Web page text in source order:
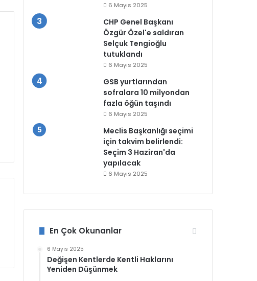
6 Mayıs 2025
CHP Genel Başkanı
Özgür Özel'e saldıran
Selçuk Tengioğlu
tutuklandı
6 Mayıs 2025
GSB yurtlarından
sofralara 10 milyondan
fazla öğün taşındı
6 Mayıs 2025
Meclis Başkanlığı seçimi
için takvim belirlendi:
Seçim 3 Haziran'da
yapılacak
6 Mayıs 2025
En Çok Okunanlar
6 Mayıs 2025
Değişen Kentlerde Kentli Haklarını
Yeniden Düşünmek